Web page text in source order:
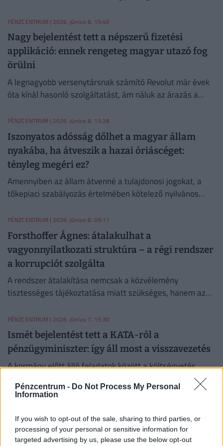
Pénzcentrum - Do Not Process My Personal
Information
If you wish to opt-out of the sale, sharing to third parties, or
processing of your personal or sensitive information for
targeted advertising by us, please use the below opt-out
PÉNZCENTRUM | 2026. június 8. 15:45
Nagy bejelentést tett a népszerű fizetési
applikáció: ennek rengeteg magyar utazó fog
örülni
A legnagyobb versenytársnak számító Revolut már évek
óta kínál hasonló szolgáltatást, ám náluk az árazás a
PÉNZCENTRUM | 2026. június 8. 13:28
Iszonyatos adósság dőlhet a magyar állam
nyakába, ha átveszik a hazai óriáscéget:
tényleg megéri ez?
Amennyiben az állam átvenné a tulajdonosi jogokat, a
tőkepiaci szabályozás értelmében kötelező nyilvános
PÉNZCENTRUM | 2026. június 8. 09:11
Forsthoffer Ágnes: átalakulhat a
vagyonnyilatkozati struktúra – a régi rendszer
a korrupciót szolgálta
A rendszer átalakítása nemcsak a közvélemény
tisztességes tájékoztatása miatt szükséges, hanem az
PÉNZCENTRUM | 2026. június 7. 15:30
Ismét bejelentést tett a KATA-ról a
pénzügyminiszter: így áll most a visszavezetés
A kormány előtt álló feladatok között a költségvetés
helyzetének felülvizsgálata, az uniós források rendezése,
valamint a képviselői fizetések csökkentése is szerepel.
Megdőlt egy makacs pénzügyi tévhit: a
magasabb fizetés sem garancia a nyugalomra